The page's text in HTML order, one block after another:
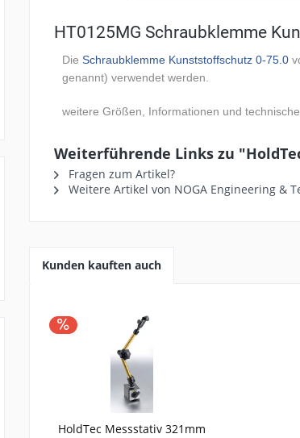
HT0125MG Schraubklemme
DieSchraubklemme Kunststoffschutz 0-75.0
genannt) verwendet werden.
weitere Größen, Informationen und
Weiterführende Links zu
Fragen zum Artikel?
Weitere Artikel von NOGA Engineering &
Kunden kauften auch
HoldTec Messstativ 321mm